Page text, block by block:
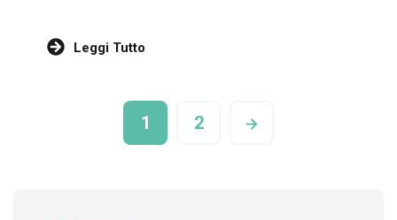
Leggi Tutto
1 2